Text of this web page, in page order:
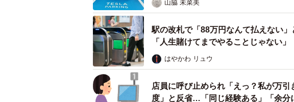
駅構内に立ち入ることは「建造物侵入罪」にあたる可
ー不正乗車が発覚した場合、どのようなペナルティが
不正乗車が発覚した場合、非常に重いペナルティが科
まず、不正に使用された定期券は、その場で無効とな
有者も定期券を使えなくなってしまいます。また、旅
山脇 未菜美
駅の改札で「88万円なんて払えない
「人生賭けてまでやることじゃない」
はやかわ リュウ
店員に呼び止められ「えっ？私が万
度」と反省…「同じ経験ある」「余分